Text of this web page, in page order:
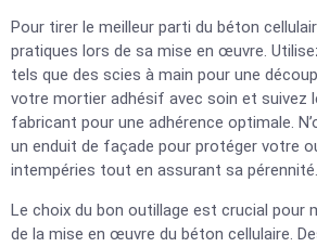
Pour tirer le meilleur parti du béton
pratiques lors de sa mise en œuvre.
tels que des scies à main pour une
votre mortier adhésif avec soin et suivez
fabricant pour une adhérence optimale.
un enduit de façade pour protéger votre
intempéries tout en assurant sa pérennité.
Le choix du bon outillage est crucial pour
de la mise en œuvre du béton cellulaire.